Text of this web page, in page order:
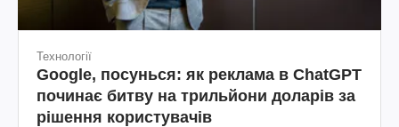
Технології
Google, посунься: як реклама в ChatGPT
починає битву на трильйони доларів за
рішення користувачів